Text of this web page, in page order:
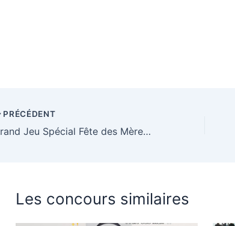
PRÉCÉDENT
Grand Jeu Spécial Fête des Mères : plus de 5 000 euros de cadeaux à gagner !
Les concours similaires